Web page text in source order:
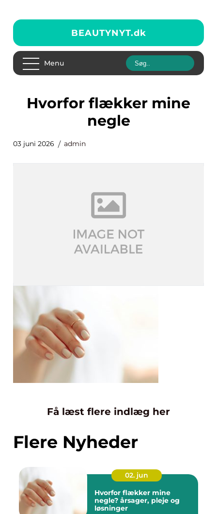
BEAUTYNYT.dk
Menu
hvorfor flækker mine
negle
03 juni 2026 admin
Få læst flere indlæg her
Flere Nyheder
02. jun
Hvorfor flækker mine
negle? årsager, pleje og
løsninger